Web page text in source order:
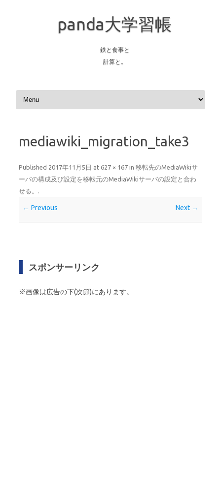
panda大学習帳
鉄と食事と
計算と。
Skip to content
mediawiki_migration_take3
Published 2017年11月5日 at 627 × 167 in 移転先のMediaWikiサ
ーバの構成及び設定を移転元のMediaWikiサーバの設定と合わ
せる。 .
← Previous Next →
スポンサーリンク
※画像は広告の下(次節)にあります。